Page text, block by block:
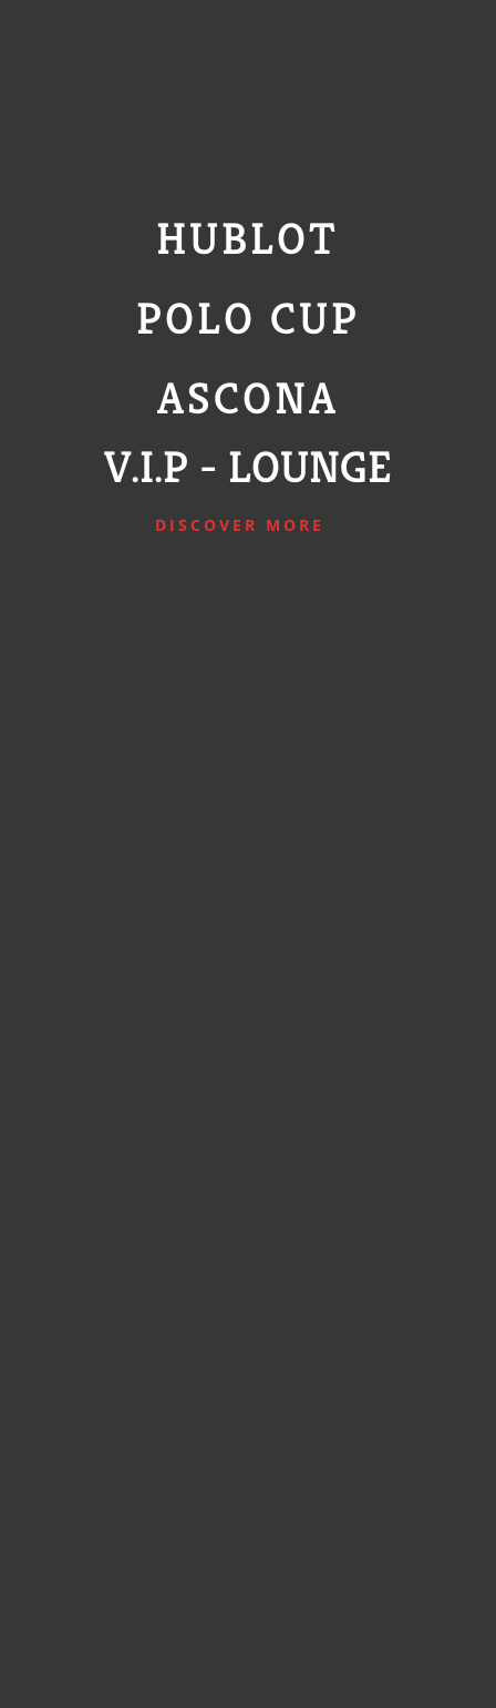
HUBLOT
POLO CUP
ASCONA
V.I.P - LOUNGE
DISCOVER MORE